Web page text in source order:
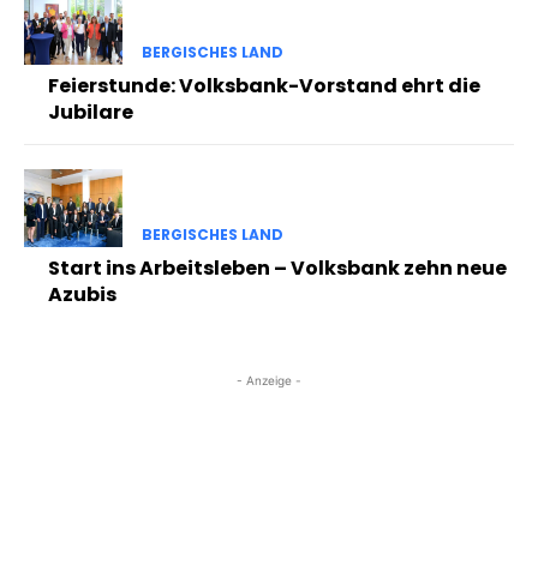
BERGISCHES LAND
Feierstunde: Volksbank-Vorstand ehrt die
Jubilare
BERGISCHES LAND
Start ins Arbeitsleben – Volksbank zehn neue
Azubis
- Anzeige -